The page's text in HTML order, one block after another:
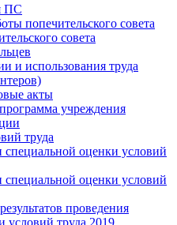
ПС
попечительского совета
совета
и использования труда
акты
учреждения
труда
специальной оценки условий
специальной оценки условий
проведения
условий труда 2019